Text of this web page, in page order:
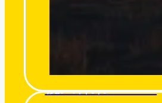
欖人森果 O’miro